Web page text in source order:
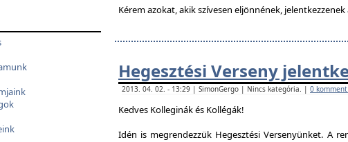
Kérem azokat, akik szívesen eljönnének,
Hegesztési Verseny
2013. 04. 02. - 13:29 | SimonGergo | Nincs kategória. | 0
Kedves Kolleginák és Kollégák!
Idén is megrendezzük Hegesztési Versenyünket. A